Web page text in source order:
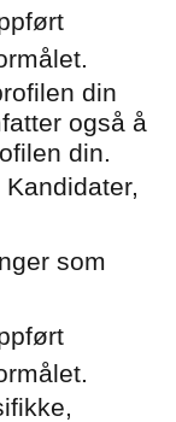
din
også å
din.
som